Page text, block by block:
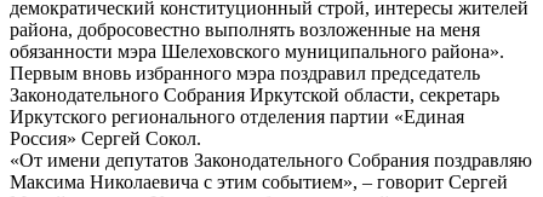
демократический конституционный строй, интересы жителей
района, добросовестно выполнять возложенные на меня
обязанности мэра Шелеховского муниципального района».
Первым вновь избранного мэра поздравил председатель
Законодательного Собрания Иркутской области, секретарь
Иркутского регионального отделения партии «Единая
Россия» Сергей Сокол.
«От имени депутатов Законодательного Собрания поздравляю
Максима Николаевича с этим событием», – говорит Сергей